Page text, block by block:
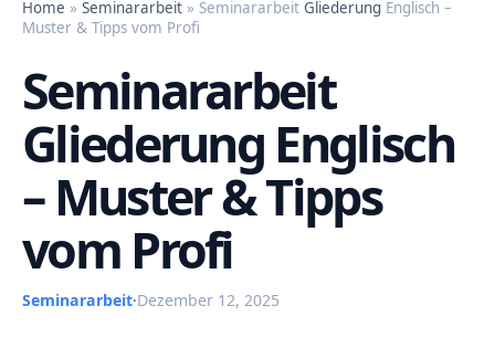
Home » Seminararbeit » Seminararbeit Gliederung Englisch –
Muster & Tipps vom Profi
Seminararbeit
Gliederung Englisch
– Muster & Tipps
vom Profi
Seminararbeit·Dezember 12, 2025